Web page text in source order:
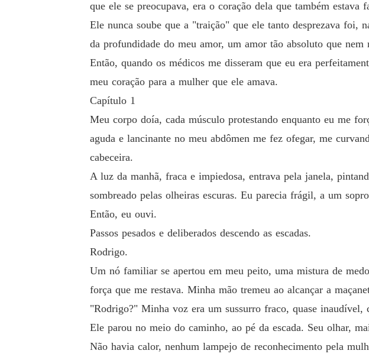
er que ele amava.
que ele se preocupava, era o coração dela que também estava
Ele nunca soube que a "traição" que ele tanto desprezava foi,
da profundidade do meu amor, um amor tão absoluto que nem
Então, quando os médicos me disseram que eu era
meu coração para a mulher que ele amava.
Capítulo 1
Meu corpo doía, cada músculo protestando enquanto eu me
aguda e lancinante no meu abdômen me fez ofegar, me
cabeceira.
A luz da manhã, fraca e impiedosa, entrava pela janela,
sombreado pelas olheiras escuras. Eu parecia frágil, a um
Então, eu ouvi.
Passos pesados e deliberados descendo as escadas.
Rodrigo.
Um nó familiar se apertou em meu peito, uma mistura de
força que me restava. Minha mão tremeu ao alcançar a
"Rodrigo?" Minha voz era um sussurro fraco, quase
Ele parou no meio do caminho, ao pé da escada. Seu olhar,
Não havia calor, nenhum lampejo de reconhecimento pela